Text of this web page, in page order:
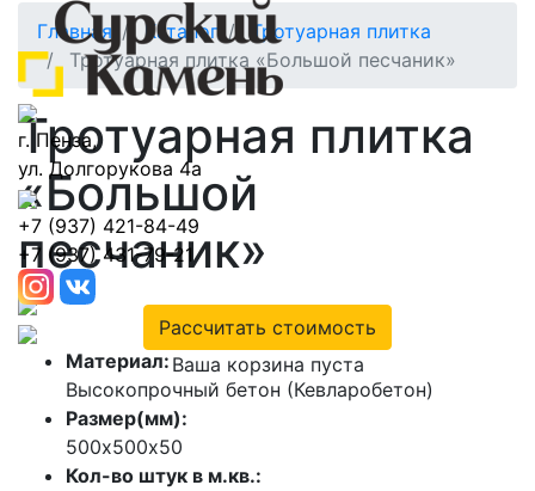
г. Пенза,
ул. Долгорукова 4а
+7 (937) 421-84-49
+7 (937) 431-79-21
Рассчитать стоимость
Ваша корзина пуста
Главная Каталог
Тротуарная плитка
Тротуарная плитка «Большой песчаник»
Тротуарная плитка
«Большой
песчаник»
Материал:
Высокопрочный бетон (Кевларобетон)
Размер(мм):
500х500х50
Кол-во штук в м.кв.: